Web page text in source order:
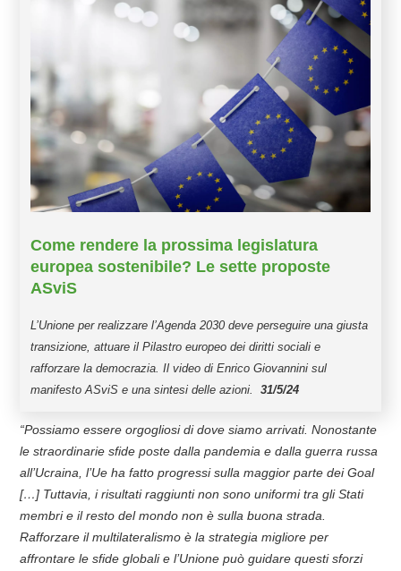
Come rendere la prossima legislatura
europea sostenibile? Le sette proposte
ASviS
L’Unione per realizzare l’Agenda 2030 deve perseguire una giusta
transizione, attuare il Pilastro europeo dei diritti sociali e
rafforzare la democrazia. Il video di Enrico Giovannini sul
manifesto ASviS e una sintesi delle azioni. 31/5/24
“Possiamo essere orgogliosi di dove siamo arrivati. Nonostante
le straordinarie sfide poste dalla pandemia e dalla guerra russa
all’Ucraina, l’Ue ha fatto progressi sulla maggior parte dei Goal
[…] Tuttavia, i risultati raggiunti non sono uniformi tra gli Stati
membri e il resto del mondo non è sulla buona strada.
Rafforzare il multilateralismo è la strategia migliore per
affrontare le sfide globali e l’Unione può guidare questi sforzi